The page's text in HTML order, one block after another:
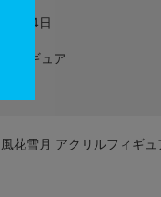
月24日
ィギュア
花雪月 アクリルフィギ